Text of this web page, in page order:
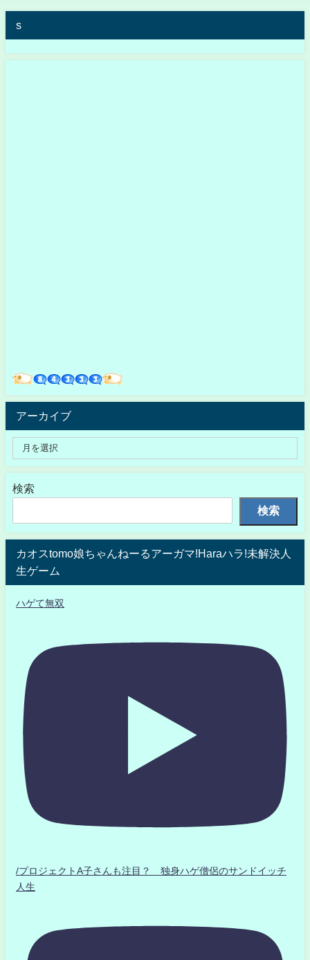
s
アーカイブ
検索
検索
カオスtomo娘ちゃんねーるアーガマ!Haraハラ!未解決人
生ゲーム
ハゲて無双
/プロジェクトA子さんも注目？ 独身ハゲ僧侶のサンドイッチ
人生